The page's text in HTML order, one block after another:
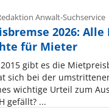
Anwalt-Suchservice
2026: Alle
für Mieter
2015 gibt es die
sich bei der
wichtige Urteil zum
gefällt? ...